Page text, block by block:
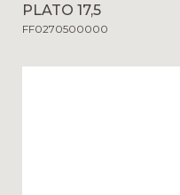
PLATO 17,5
FF0270500000